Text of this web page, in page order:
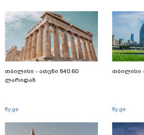
თბილისი - ათენი 840.60
ლარიდან
fly.ge
თბილისი
fly.ge